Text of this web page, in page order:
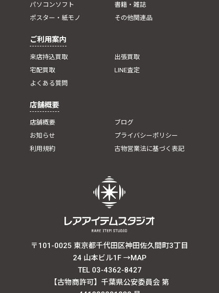
パソコンソフト
書籍・雑誌
ポスター・紙モノ
その他関連品
ご利用案内
来店持込買取
出張買取
宅配買取
LINE査定
よくある質問
店舗概要
店舗概要
ブログ
お知らせ
プライバシーポリシー
利用規約
古物営業法に基づく表記
〒101-0025 東京都千代田区神田佐久間町3丁目
24 山本ビル1F →MAP
TEL 03-4362-8427
【古物商許可】千葉県公安委員会 第